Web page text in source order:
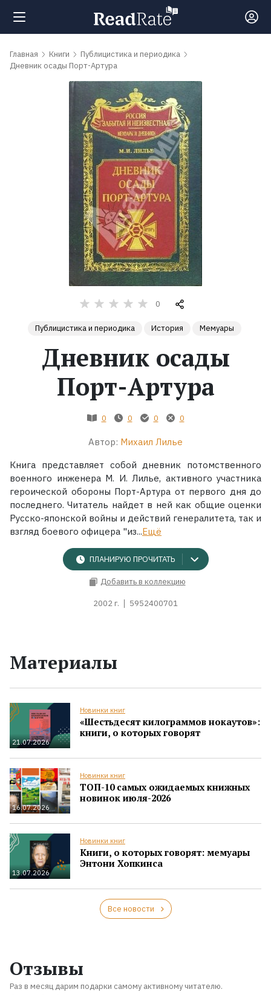
Поиск
обсуждаемые
Серии
Экранизации
Коллекции
Главная Книги
Публицистика и периодика
Дневник осады Порт-Артура
0
Публицистика и периодика История Мемуары
Дневник осады
Порт-Артура
0 0 0 0
Автор: Михаил Лилье
Книга представляет собой дневник потомственного
военного инженера М. И. Лилье, активного участника
героической обороны Порт-Артура от первого дня до
последнего. Читатель найдет в ней как общие оценки
Русско-японской войны и действий генералитета, так и
взгляд боевого офицера "из...Ещё
ПЛАНИРУЮ ПРОЧИТАТЬ
Добавить в коллекцию
2002 г. 5952400701
Материалы
21.07.2026
Новинки книг
«Шестьдесят килограммов нокаутов»:
книги, о которых говорят
16.07.2026
Новинки книг
ТОП-10 самых ожидаемых книжных
новинок июля-2026
13.07.2026
Новинки книг
Книги, о которых говорят: мемуары
Энтони Хопкинса
Все новости
Отзывы
Раз в месяц дарим подарки самому активному читателю.